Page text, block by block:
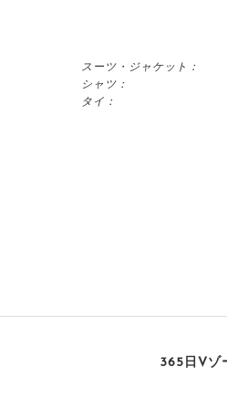
スーツ・ジャケット：
シャツ：
タイ：
365日Vゾ